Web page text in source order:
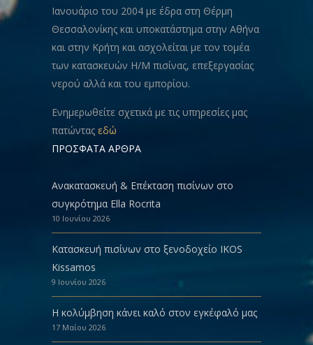
Ιανουάριο του 2004 με έδρα στη Θέρμη
Θεσσαλονίκης και υποκατάστημα στην Αθήνα
και στην Κρήτη και ασχολείται με τον τομέα
των κατασκευών Η/Μ πισίνας, επεξεργασίας
νερού αλλά και του εμπορίου.
Ενημερωθείτε σχετικά με τις υπηρεσίες μας
πατώντας εδώ
ΠΡΟΣΦΑΤΑ ΑΡΘΡΑ
Ανακατασκευή & Eπέκταση πισίνων στο
συγκρότημα Ella Rocrita
10 Ιουνίου 2026
Κατασκευή πισίνων στο ξενοδοχείο IKOS
Kissamos
9 Ιουνίου 2026
Η κολύμβηση κάνει καλό στον εγκέφαλό μας
17 Μαΐου 2026